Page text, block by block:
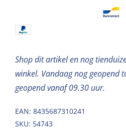
Shop dit artikel en nog
winkel. Vandaag nog geopend
geopend vanaf 09.30 uur.
EAN: 8435687310241
SKU: 54743